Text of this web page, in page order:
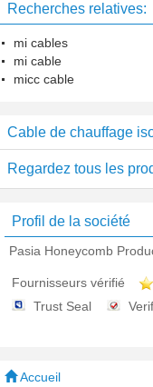
Recherches relatives:
mi cables
mi cable
micc cable
Cable de chauffage
Regardez tous les
Profil de la société
Pasia Honeycomb
Fournisseurs vérifié
Trust Seal
Accueil